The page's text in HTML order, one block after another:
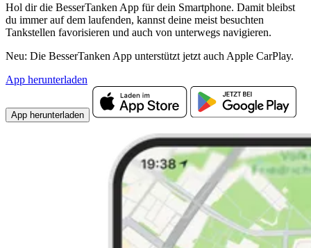
Hol dir die BesserTanken App für dein Smartphone. Damit bleibst
du immer auf dem laufenden, kannst deine meist besuchten
Tankstellen favorisieren und auch von unterwegs navigieren.
Neu: Die BesserTanken App unterstützt jetzt auch Apple CarPlay.
App herunterladen
App herunterladen